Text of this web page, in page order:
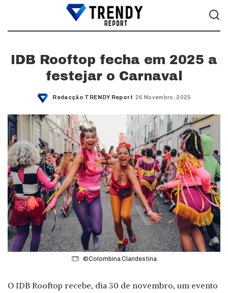
IDB Rooftop fecha em 2025 a
festejar o Carnaval
Posted
Redacção TRENDY Report 26 Novembro, 2025
©Colombina Clandestina
O IDB Rooftop recebe, dia 30 de novembro, um evento